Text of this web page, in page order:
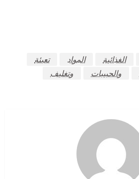
الغذائية المواد
تعبئة
والحبيبات وتغليف